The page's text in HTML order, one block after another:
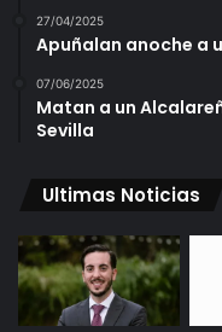
27/04/2025
Apuñalan anoche a
07/06/2025
Matan a un
Sevilla
Ultimas Noticias